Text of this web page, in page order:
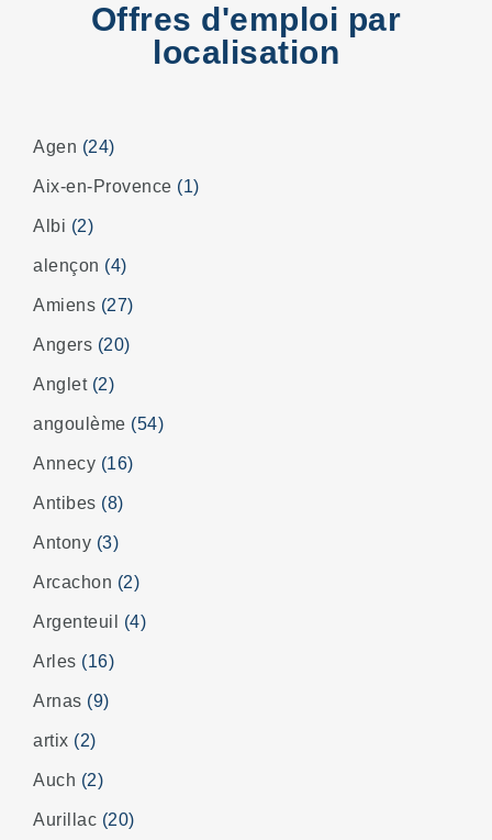
Offres d'emploi par
localisation
Agen (24)
Aix-en-Provence (1)
Albi (2)
alençon (4)
Amiens (27)
Angers (20)
Anglet (2)
angoulème (54)
Annecy (16)
Antibes (8)
Antony (3)
Arcachon (2)
Argenteuil (4)
Arles (16)
Arnas (9)
artix (2)
Auch (2)
Aurillac (20)